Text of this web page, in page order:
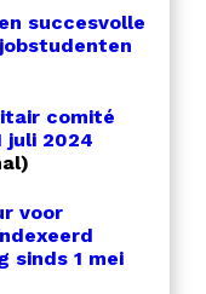
succesvolle
comité
juli 2024
voor
sinds 1 mei